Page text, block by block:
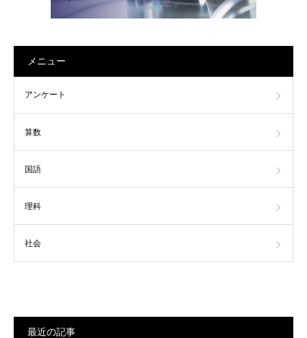
メニュー
アンケート
算数
国語
理科
社会
最近の記事